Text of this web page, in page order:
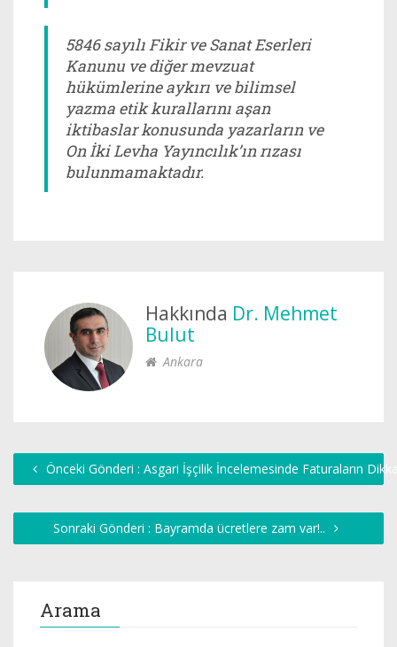
5846 sayılı Fikir ve Sanat Eserleri
Kanunu ve diğer mevzuat
hükümlerine aykırı ve bilimsel
yazma etik kurallarını aşan
iktibaslar konusunda yazarların ve
On İki Levha Yayıncılık’ın rızası
bulunmamaktadır.
Hakkında Dr. Mehmet
Bulut
Ankara
Önceki Gönderi : Asgari İşçilik İncelemesinde Faturaların
Sonraki Gönderi : Bayramda ücretlere zam var!..
Arama